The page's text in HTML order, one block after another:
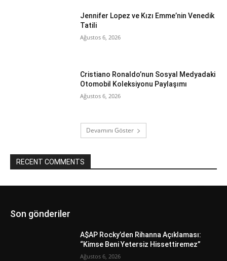
Jennifer Lopez ve Kızı Emme’nin Venedik
Tatili
Ağustos 6, 2026
Cristiano Ronaldo’nun Sosyal Medyadaki
Otomobil Koleksiyonu Paylaşımı
Ağustos 6, 2026
Devamını Göster
RECENT COMMENTS
Son gönderiler
A$AP Rocky’den Rihanna Açıklaması:
“Kimse Beni Yetersiz Hissettiremez”
Ağustos 6, 2026